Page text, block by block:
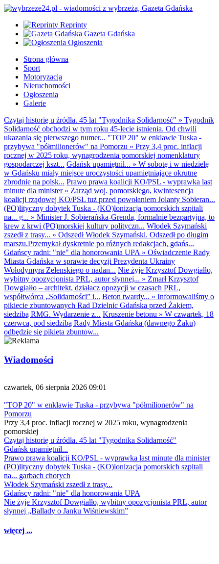
Reprinty
Gazeta Gdańska
Ogłoszenia
Strona główna
Sport
Motoryzacja
Nieruchomości
Ogłoszenia
Galerie
Czytaj historię u źródła. 45 lat "Tygodnika Solidarność" » Tygodnik
Solidarność obchodzi w tym roku 45-lecie istnienia. Od chwili
ukazania się pierwszego numer... "TOP 20" w enklawie Tuska -
przybywa "półmilionerów" na Pomorzu » Przy 3,4 proc. inflacji
rocznej w 2025 roku, wynagrodzenia pomorskiej nomenklatury
gospodarczej kszt... Gdańsk upamiętnił... » W sobotę i w niedzielę
w Gdańsku miały miejsce uroczystości upamiętniające okrutne
zbrodnie na polsk... Prawo prawa koalicji KO/PSL - wyprawka last
minute dla minister» Zarząd woj. pomorskiego, kwintesencja
koalicji rządowej KO/PSL tuż przed powołaniem Jolanty Sobieran...
(PO)lityczny dobytek Tuska - (KO)lonizacja pomorskich szpitali
na... g... » Minister J. Sobierańska-Grenda, formalnie bezpartyjna, to
krew z krwi (PO)morskiej kultury polityczn... Włodek Szymański
zszedł z trasy... » Odszedł Włodek Szymański. Odszedł po długim
marszu.Przemykał dyskretnie po różnych redakcjach, gdańs...
Gdańscy radni: "nie" dla honorowania UPA » Oświadczenie Rady
Miasta Gdańska w sprawie decyzji Prezydenta Ukrainy
Wołodymyra Zełenskiego o nadan... Nie żyje Krzysztof Dowgiałło,
wybitny opozycjonista PRL, autor słynnej... » Zmarł Krzysztof
Dowgiałło – architekt, działacz opozycji w czasach PRL,
współtwórca „Solidarności” i... Beton twardy... » Informowaliśmy o
pikiecie zbuntowanych Rad Dzielnic Gdańska przed Żakiem,
siedzibą RMG. Wydarzenie z... Kruszenie betonu » W czwartek, 18
czerwca, pod siedzibą Rady Miasta Gdańska (dawnego Żaku)
odbędzie się pikieta zbuntow...
Wiadomości
czwartek, 06 sierpnia 2026 09:01
"TOP 20" w enklawie Tuska - przybywa "półmilionerów" na
Pomorzu
Przy 3,4 proc. inflacji rocznej w 2025 roku, wynagrodzenia
pomorskiej
Czytaj historię u źródła. 45 lat "Tygodnika Solidarność"
Gdańsk upamiętnił...
Prawo prawa koalicji KO/PSL - wyprawka last minute dla minister
(PO)lityczny dobytek Tuska - (KO)lonizacja pomorskich szpitali
na... garbach chorych
Włodek Szymański zszedł z trasy...
Gdańscy radni: "nie" dla honorowania UPA
Nie żyje Krzysztof Dowgiałło, wybitny opozycjonista PRL, autor
słynnej „Ballady o Janku Wiśniewskim”
więcej ...